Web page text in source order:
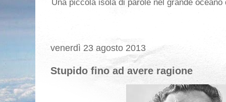
Una piccola isola di parole nel grande
venerdì 23 agosto 2013
Stupido fino ad avere ragione